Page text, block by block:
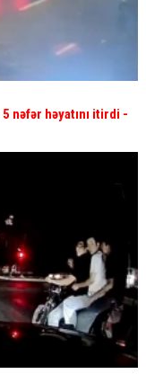
5 nəfər həyatını itirdi -